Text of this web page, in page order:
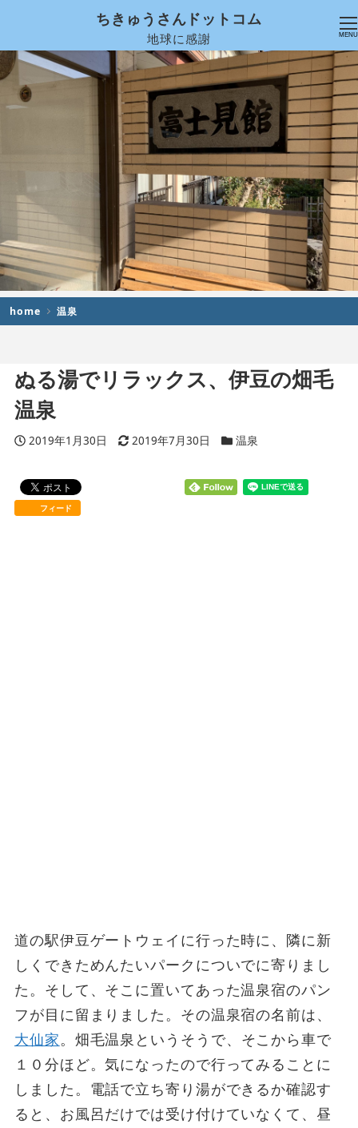
ちきゅうさんドットコム
地球に感謝 MENU
home 温泉
ぬる湯でリラックス、伊豆の畑毛
温泉
投稿日
2019年1月30日 更新日
2019年7月30日 カテゴリー
温泉
フィード
道の駅伊豆ゲートウェイに行った時に、隣に新
しくできためんたいパークについでに寄りまし
た。そして、そこに置いてあった温泉宿のパン
フが目に留まりました。その温泉宿の名前は、
大仙家。畑毛温泉というそうで、そこから車で
１０分ほど。気になったので行ってみることに
しました。 電話で立ち寄り湯ができるか確認す
ると、お風呂だけでは受け付けていなくて、昼